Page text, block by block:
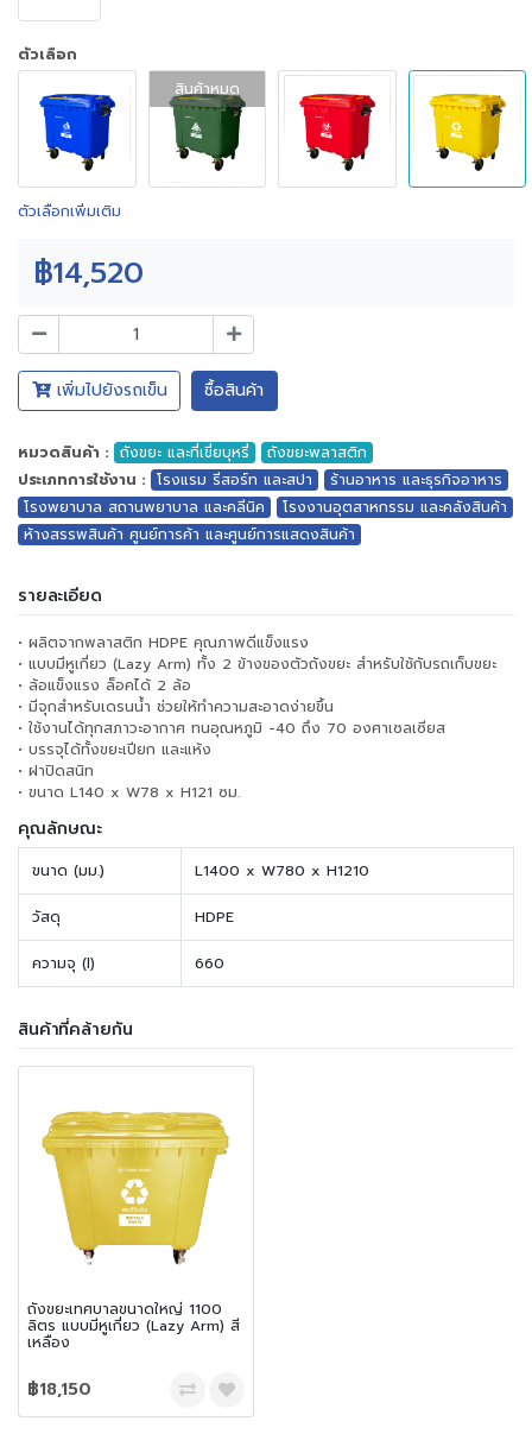
ตัวเลือก
สินค้าหมด
ตัวเลือกเพิ่มเติม
฿14,520
เพิ่มไปยังรถเข็น ซื้อสินค้า
หมวดสินค้า : ถังขยะ และที่เขี่ยบุหรี่
ถังขยะพลาสติก
ประเภทการใช้งาน : โรงแรม รีสอร์ท และสปา
ร้านอาหาร และธุรกิจอาหาร
โรงพยาบาล สถานพยาบาล และคลีนิค
โรงงานอุตสาหกรรม และคลังสินค้า
ห้างสรรพสินค้า ศูนย์การค้า และศูนย์การแสดงสินค้า
รายละเอียด
• ผลิตจากพลาสติก HDPE คุณภาพดีแข็งแรง
• แบบมีหูเกี่ยว (Lazy Arm) ทั้ง 2 ข้างของตัวถังขยะ สำหรับใช้กับรถเก็บขยะ
• ล้อแข็งแรง ล็อคได้ 2 ล้อ
• มีจุกสำหรับเดรนน้ำ ช่วยให้ทำความสะอาดง่ายขึ้น
• ใช้งานได้ทุกสภาวะอากาศ ทนอุณหภูมิ -40 ถึง 70 องศาเซลเซียส
• บรรจุได้ทั้งขยะเปียก และแห้ง
• ฝาปิดสนิท
• ขนาด L140 x W78 x H121 ซม.
คุณลักษณะ
ขนาด (มม.) L1400 x W780 x H1210
วัสดุ HDPE
ความจุ (l) 660
สินค้าที่คล้ายกัน
ถังขยะเทศบาลขนาดใหญ่ 1100
ลิตร แบบมีหูเกี่ยว (Lazy Arm) สี
เหลือง
฿18,150